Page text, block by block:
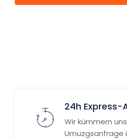
24h Express-
Wir kümmern
Umuzgsanfrage